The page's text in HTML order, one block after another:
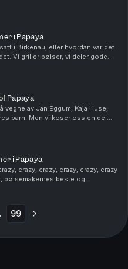
i Papaya
i Birkenau, eller hvordan var det
Vi griller pølser, vi deler gode
tømmer postkassa vår. Det er fint.
Papaya
vegne av Jan Eggum, Kaja Huse,
barn. Men vi koser oss en del
fra sesongen som gikk.
i Papaya
crazy, crazy, crazy, crazy, crazy
pølsemakernes beste og
Snakkes!
99